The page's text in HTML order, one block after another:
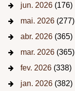
jun. 2026 (176)
mai. 2026 (277)
abr. 2026 (365)
mar. 2026 (365)
fev. 2026 (338)
jan. 2026 (382)